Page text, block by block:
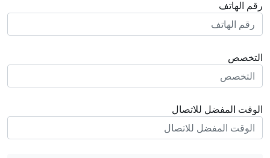
رقم الهاتف
التخصص
الوقت المفضل للاتصال